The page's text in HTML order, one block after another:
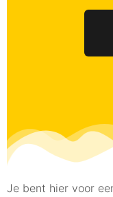
Je bent hier voor